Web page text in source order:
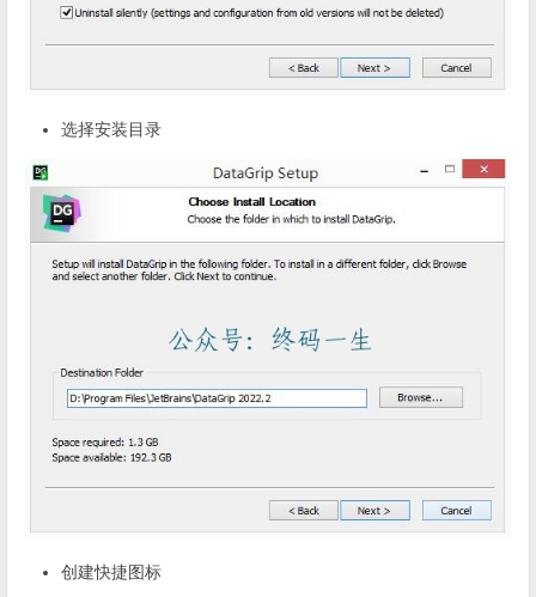
选择安装目录
创建快捷图标